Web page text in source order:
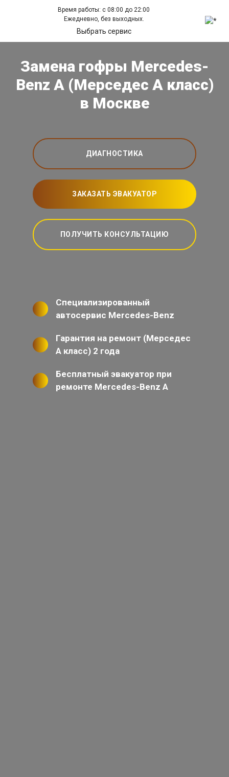
Время работы: с 08:00 до 22:00
Ежедневно, без выходных.
Выбрать сервис
Замена гофры Mercedes-
Benz A (Мерседес А класс)
в Москве
ДИАГНОСТИКА
ЗАКАЗАТЬ ЭВАКУАТОР
ПОЛУЧИТЬ КОНСУЛЬТАЦИЮ
Специализированный
автосервис Mercedes-Benz
Гарантия на ремонт (Мерседес
А класс) 2 года
Бесплатный эвакуатор при
ремонте Mercedes-Benz A